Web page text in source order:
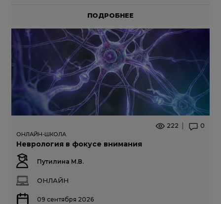
ПОДРОБНЕЕ
222 0
ОНЛАЙН-ШКОЛА
Неврология в фокусе внимания
Путилина М.В.
ОНЛАЙН
09 сентября 2026